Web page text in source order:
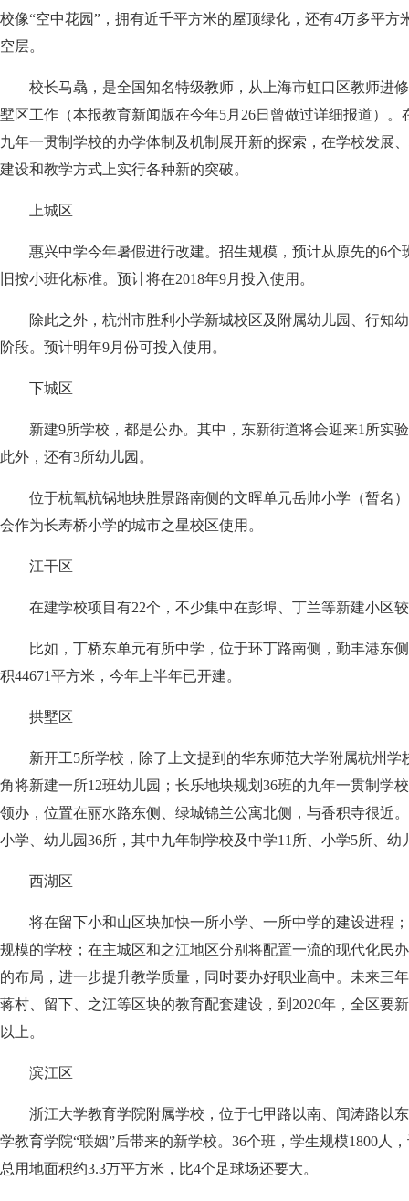
校像“空中花园”，拥有近千平方米的屋顶绿化，还有4万多平方
空层。
校长马骉，是全国知名特级教师，从上海市虹口区教师进修
墅区工作（本报教育新闻版在今年5月26日曾做过详细报道）
九年一贯制学校的办学体制及机制展开新的探索，在学校发展
建设和教学方式上实行各种新的突破。
上城区
惠兴中学今年暑假进行改建。招生规模，预计从原先的6个
旧按小班化标准。预计将在2018年9月投入使用。
除此之外，杭州市胜利小学新城校区及附属幼儿园、行知幼
阶段。预计明年9月份可投入使用。
下城区
新建9所学校，都是公办。其中，东新街道将会迎来1所实验
此外，还有3所幼儿园。
位于杭氧杭锅地块胜景路南侧的文晖单元岳帅小学（暂名）
会作为长寿桥小学的城市之星校区使用。
江干区
在建学校项目有22个，不少集中在彭埠、丁兰等新建小区
比如，丁桥东单元有所中学，位于环丁路南侧，勤丰港东侧
积44671平方米，今年上半年已开建。
拱墅区
新开工5所学校，除了上文提到的华东师范大学附属杭州学
角将新建一所12班幼儿园；长乐地块规划36班的九年一贯制学
领办，位置在丽水路东侧、绿城锦兰公寓北侧，与香积寺很近
小学、幼儿园36所，其中九年制学校及中学11所、小学5所、幼
西湖区
将在留下小和山区块加快一所小学、一所中学的建设进程；
规模的学校；在主城区和之江地区分别将配置一流的现代化民
的布局，进一步提升教学质量，同时要办好职业高中。未来三
蒋村、留下、之江等区块的教育配套建设，到2020年，全区要
以上。
滨江区
浙江大学教育学院附属学校，位于七甲路以南、闻涛路以东
学教育学院“联姻”后带来的新学校。36个班，学生规模1800人
总用地面积约3.3万平方米，比4个足球场还要大。